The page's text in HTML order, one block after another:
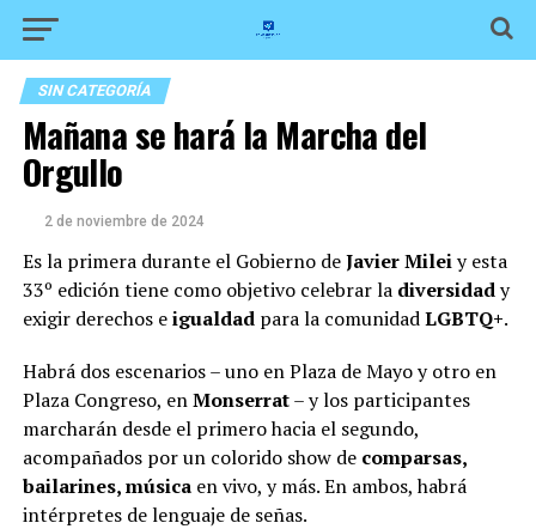
SIN CATEGORÍA
Mañana se hará la Marcha del
Orgullo
2 de noviembre de 2024
Es la primera durante el Gobierno deJavier Mileiy esta
33º edición tiene como objetivo celebrar la diversidady
exigir derechos eigualdadpara la comunidadLGBTQ+.
Habrá dos escenarios – uno en Plaza de Mayo y otro en
Plaza Congreso, enMonserrat– y los participantes
marcharán desde el primero hacia el segundo,
acompañados por un colorido show de comparsas,
bailarines, música en vivo, y más. En ambos, habrá
intérpretes de lenguaje de señas.